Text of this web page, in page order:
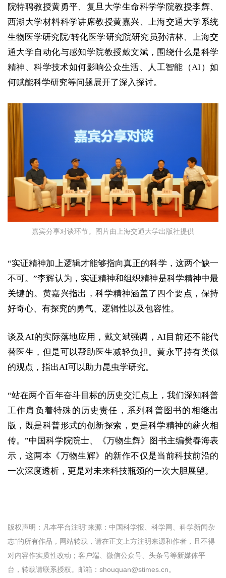
院特聘教授黄勇平、复旦大学生命科学学院教授李辉、
西湖大学材料科学讲席教授黄嘉兴、上海交通大学系统
生物医学研究院/转化医学研究院研究员孙洁林、上海交
通大学自动化与感知学院教授戴文斌，围绕什么是科学
精神、科学技术如何影响公众生活、人工智能（AI）如
何赋能科学研究等问题展开了深入探讨。
嘉宾分享对谈环节。图片由上海交通大学出版社提供
“实证精神加上逻辑才能够指向真正的科学，这两个缺一
不可。”李辉认为，实证精神和组织精神是科学精神中最
关键的。黄嘉兴指出，科学精神涵盖了四个要点，保持
好奇心、有探究的勇气、逻辑性以及包容性。
谈及AI的实际落地应用，戴文斌强调，AI目前还不能代
替医生，但是可以帮助医生减轻负担。黄永平持有类似
的观点，指出AI可以助力昆虫学研究。
“站在两个百年奋斗目标的历史交汇点上，我们深知科普
工作肩负着特殊的历史责任，系列科普图书的相继出
版，既是科普形式的创新探索，更是科学精神的薪火相
传。”中国科学院院士、《万物生辉》图书主编樊春海表
示，这两本《万物生辉》的新作不仅是当前科技前沿的
一次深度透析，更是对未来科技瓶颈的一次大胆展望。
版权声明：凡本平台注明“来源：中国科学报、科学网、科学新闻杂
志”的所有作品，网站转载，请在正文上方注明来源和作者，且不得
对内容作实质性改动；客户端、微信公众号、头条号等新媒体平
台，转载请联系授权。邮箱：shouquan@stimes.cn。